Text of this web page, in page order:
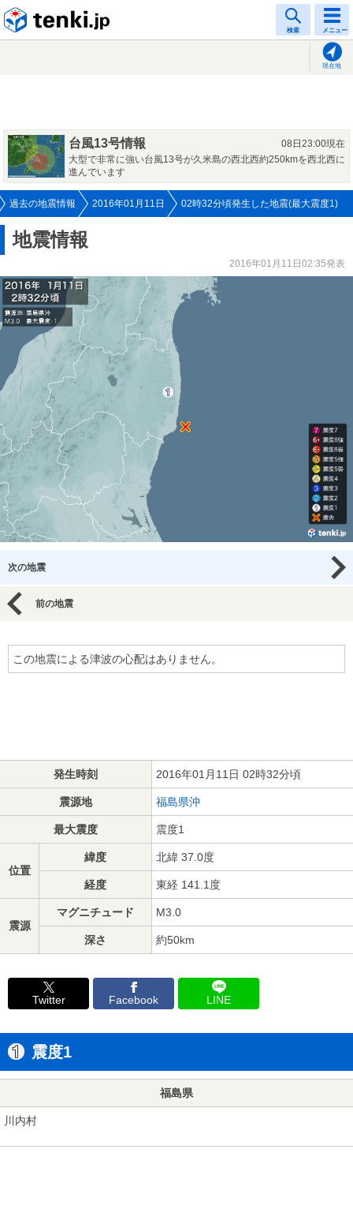
検索 メニュー
現在地
台風13号情報
08日23:00現在
大型で非常に強い台風13号が久米島の西北西約250kmを西北西に
進んでいます
過去の地震情報 2016年01月11日 02時32分頃発生した地震(最大震度1)
地震情報
2016年01月11日02:35発表
次の地震
前の地震
この地震による津波の心配はありません。
発生時刻 2016年01月11日 02時32分頃
震源地 福島県沖
最大震度 震度1
位置
緯度 北緯 37.0度
経度 東経 141.1度
震源
マグニチュード M3.0
深さ 約50km
Twitter Facebook LINE
震度1
福島県
川内村